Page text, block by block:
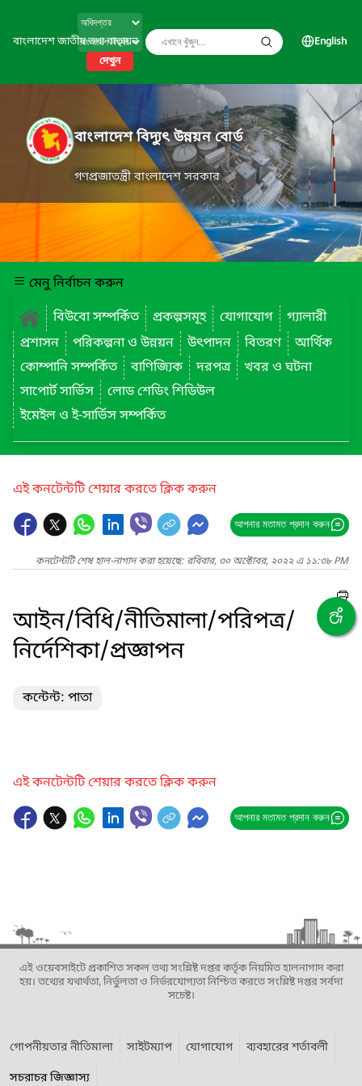
বাংলাদেশ জাতীয় তথ্য বাতায়ন
দেখুন
English
বাংলাদেশ বিদ্যুৎ উন্নয়ন বোর্ড
গণপ্রজাতন্ত্রী বাংলাদেশ সরকার
মেনু নির্বাচন করুন
বিউবো সম্পর্কিত
প্রকল্পসমূহ যোগাযোগ
গ্যালারী
প্রশাসন
পরিকল্পনা ও উন্নয়ন উৎপাদন বিতরণ
আর্থিক
কোম্পানি সম্পর্কিত
বাণিজ্যিক দরপত্র
খবর ও ঘটনা
সাপোর্ট সার্ভিস
লোড শেডিং শিডিউল
ইমেইল ও ই-সার্ভিস সম্পর্কিত
এই কনটেন্টটি শেয়ার করতে ক্লিক করুন
আপনার মতামত প্রদান করুন
কনটেন্টটি শেষ হাল-নাগাদ করা হয়েছে: রবিবার, ৩০ অক্টোবর, ২০২২ এ ১১:৩৮ PM
আইন/বিধি/নীতিমালা/পরিপত্র/
নির্দেশিকা/প্রজ্ঞাপন
কন্টেন্ট: পাতা
এই কনটেন্টটি শেয়ার করতে ক্লিক করুন
আপনার মতামত প্রদান করুন
এই ওয়েবসাইটে প্রকাশিত সকল তথ্য সংশ্লিষ্ট দপ্তর কর্তৃক নিয়মিত হালনাগাদ করা
হয়। তথ্যের যথার্থতা, নির্ভুলতা ও নির্ভরযোগ্যতা নিশ্চিত করতে সংশ্লিষ্ট দপ্তর সর্বদা
সচেষ্ট।
গোপনীয়তার নীতিমালা সাইটম্যাপ যোগাযোগ
ব্যবহারের শর্তাবলী
সচরাচর জিজ্ঞাস্য